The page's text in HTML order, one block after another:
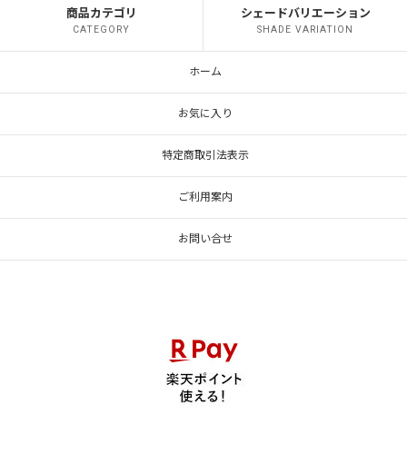
商品カテゴリ
CATEGORY
シェードバリエーション
SHADE VARIATION
ホーム
お気に入り
特定商取引法表示
ご利用案内
お問い合せ